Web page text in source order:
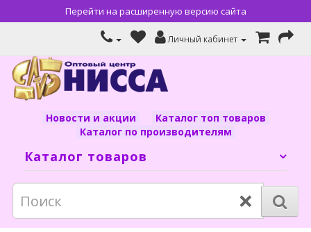
Перейти на расширенную версию сайта
Личный кабинет
Новости и акции
Каталог топ товаров
Каталог по производителям
Каталог товаров
×